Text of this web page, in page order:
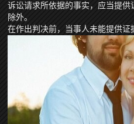
诉讼请求所依据的事实，应当提
除外。
在作出判决前，当事人未能提供证